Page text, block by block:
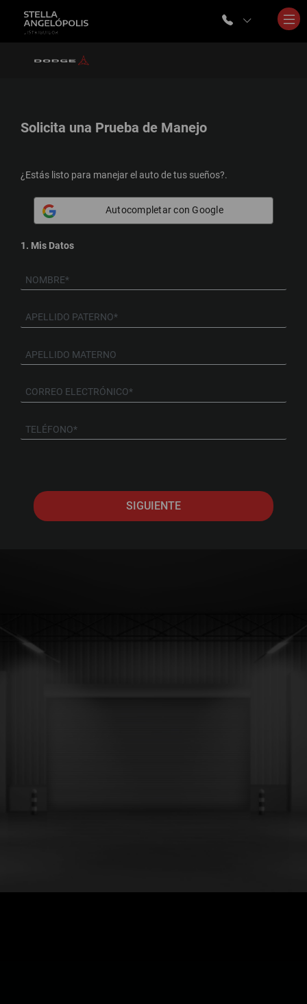
Solicita una Prueba de Manejo
¿Estás listo para manejar el auto de tus sueños?.
Autocompletar con Google
1. Mis Datos
SIGUIENTE